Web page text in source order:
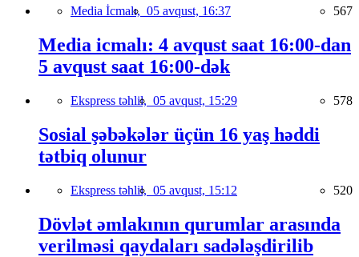
Media İcmalı, 05 avqust, 16:37 567
Media icmalı: 4 avqust saat 16:00-dan
5 avqust saat 16:00-dək
Ekspress təhlil, 05 avqust, 15:29 578
Sosial şəbəkələr üçün 16 yaş həddi
tətbiq olunur
Ekspress təhlil, 05 avqust, 15:12 520
Dövlət əmlakının qurumlar arasında
verilməsi qaydaları sadələşdirilib